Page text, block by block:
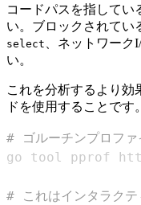
コードパスを指してい
い。ブロックされてい
select
、ネットワー
い。
これを分析するより効
ドを使用することです。
# ゴルーチンプロファ
# これはインタラクテ